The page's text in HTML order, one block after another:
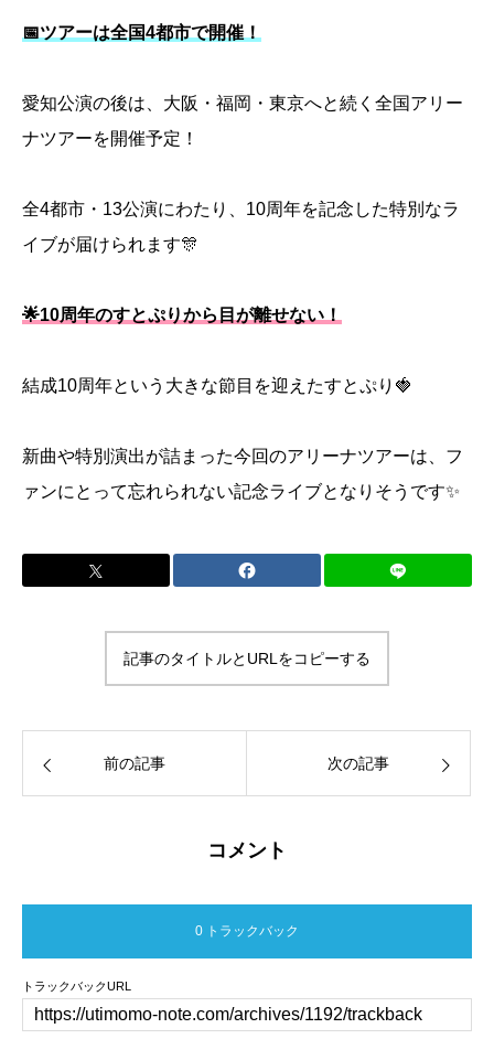
📅ツアーは全国4都市で開催！
愛知公演の後は、大阪・福岡・東京へと続く全国アリー
ナツアーを開催予定！
全4都市・13公演にわたり、10周年を記念した特別なラ
イブが届けられます🎊
🌟10周年のすとぷりから目が離せない！
結成10周年という大きな節目を迎えたすとぷり🍓
新曲や特別演出が詰まった今回のアリーナツアーは、フ
ァンにとって忘れられない記念ライブとなりそうです✨
記事のタイトルとURLをコピーする
前の記事 次の記事
コメント
0 トラックバック
トラックバックURL